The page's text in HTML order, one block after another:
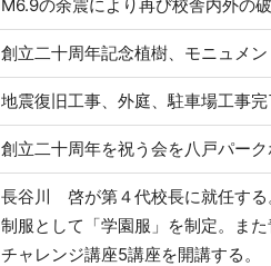
M6.9の余震により再び校舎内外の
創立二十周年記念植樹、モニュメン
地震復旧工事、外庭、駐車場工事完
創立二十周年を祝う会を八戸パーク
長谷川 啓が第４代校長に就任する
制服として「学園服」を制定。ま
チャレンジ講座5講座を開講する。